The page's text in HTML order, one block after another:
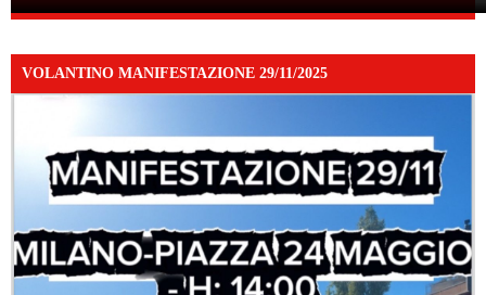
VOLANTINO MANIFESTAZIONE 29/11/2025